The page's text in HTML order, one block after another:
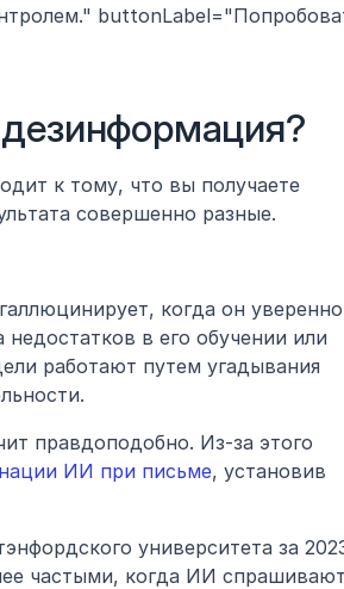
к тому, что вы получаете
совершенно разные.
когда он уверенно
в его обучении или
работают путем угадывания
правдоподобно. Из-за этого
ИИ при письме, установив
университета за
частыми, когда ИИ